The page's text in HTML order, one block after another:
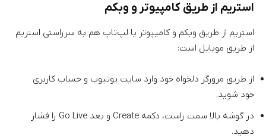
استریم از طریق کامپیوتر و وبکم
استریم از طریق وبکم و کامیپوتر یا لپ‌تاپ هم به سرراستی استریم
از طریق موبایل است:
از طریق مرورگر دلخواه خود وارد سایت یوتیوب و حساب کاربری
خود شوید.
در گوشه بالا سمت راست، دکمه Create و بعد Go Live را فشار
دهید.